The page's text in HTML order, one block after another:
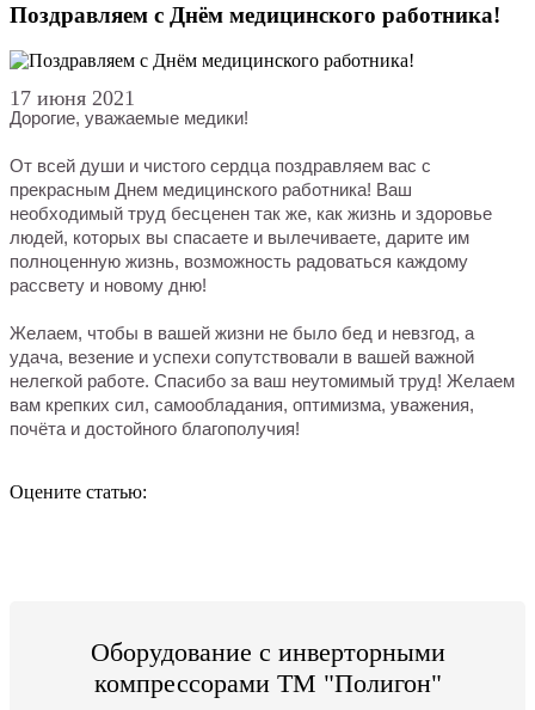
Поздравляем с Днём медицинского работника!
17 июня 2021
Дорогие, уважаемые медики!
От всей души и чистого сердца поздравляем вас с
прекрасным Днем медицинского работника! Ваш
необходимый труд бесценен так же, как жизнь и здоровье
людей, которых вы спасаете и вылечиваете, дарите им
полноценную жизнь, возможность радоваться каждому
рассвету и новому дню!
Желаем, чтобы в вашей жизни не было бед и невзгод, а
удача, везение и успехи сопутствовали в вашей важной
нелегкой работе. Спасибо за ваш неутомимый труд! Желаем
вам крепких сил, самообладания, оптимизма, уважения,
почёта и достойного благополучия!
Оцените статью:
Оборудование с инверторными
компрессорами ТМ "Полигон"